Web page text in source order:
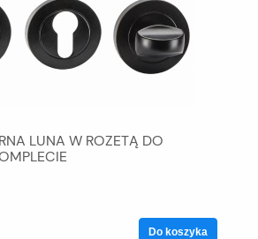
LUNA W ROZETĄ DO
Do koszyka